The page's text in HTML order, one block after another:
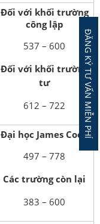
Đối với khối trường
công lập
537 – 600
Đối với khối trường
tư
612 – 722
Đại học James Cook
497 – 778
Các trường còn lại
383 – 600
ĐĂNG KÝ TƯ VẤN MIỄN PHÍ